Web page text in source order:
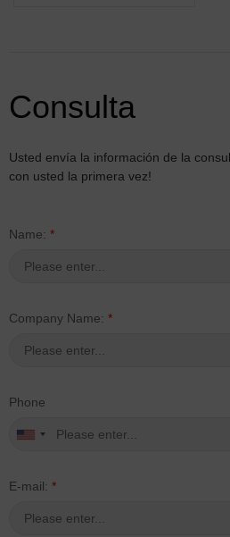
Consulta
Usted envía la información de la
con usted la primera vez!
Name: *
Company Name: *
Phone
E-mail: *